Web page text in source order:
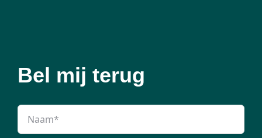
Bel mij terug